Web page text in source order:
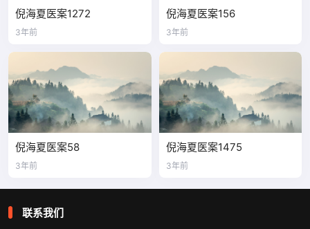
倪海夏医案1272
3年前
倪海夏医案156
3年前
倪海夏医案58
3年前
倪海夏医案1475
3年前
联系我们